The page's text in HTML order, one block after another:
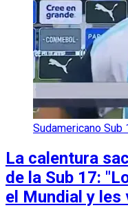
Sudamericano Sub
La calentura
de la Sub 17:
el Mundial y les